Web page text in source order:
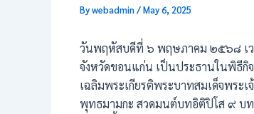
Bywebadmin/May 6, 2025
วันพฤหัสบดีที่ ๖ พฤษภาคม ๒๕๖๘ เว
จังหวัดขอนแก่น เป็นประธานในพิธีกิ
เฉลิมพระเกียรติพระบาทสมเด็จพระ
พุทธมามกะ สวดมนต์บทอิติปิโส ๙ บ